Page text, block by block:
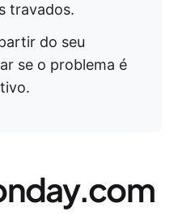
travados.
do seu
se o problema é